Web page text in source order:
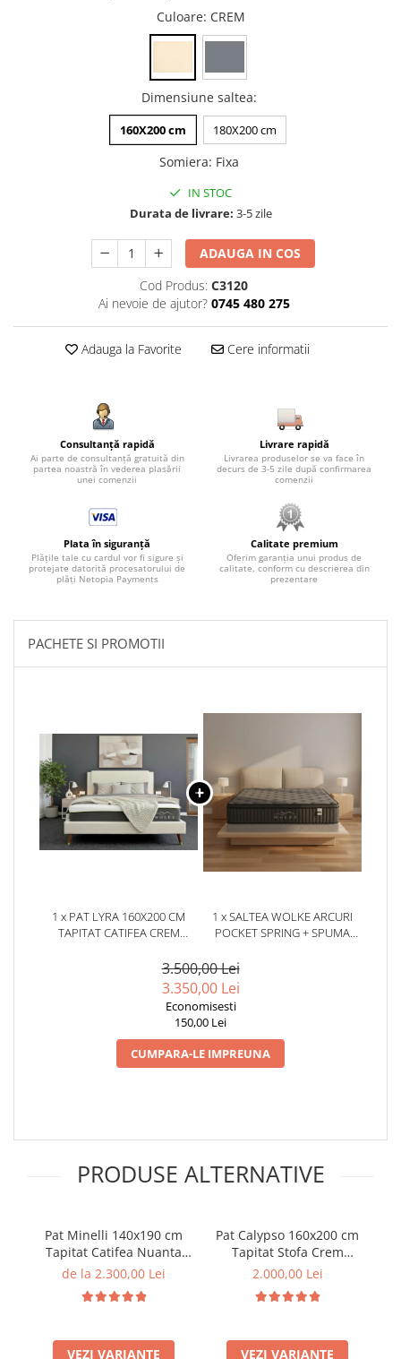
Culoare: CREM
Dimensiune saltea:
160X200 cm 180X200 cm
Somiera: Fixa
IN STOC
Durata de livrare: 3-5 zile
ADAUGA IN COS
Cod Produs: C3120
Ai nevoie de ajutor? 0745 480 275
Adauga la Favorite Cere informatii
Consultanță rapidă
Ai parte de consultanță gratuită din
partea noastră în vederea plasării
unei comenzii
Livrare rapidă
Livrarea produselor se va face în
decurs de 3-5 zile după confirmarea
comenzii
Plata în siguranță
Plățile tale cu cardul vor fi sigure și
protejate datorită procesatorului de
plăți Netopia Payments
Calitate premium
Oferim garanția unui produs de
calitate, conform cu descrierea din
prezentare
PACHETE SI PROMOTII
1 x PAT LYRA 160X200 CM
TAPITAT CATIFEA CREM
1 x SALTEA WOLKE ARCURI
POCKET SPRING + SPUMA
3.500,00 Lei
3.350,00 Lei
Economisesti
150,00 Lei
CUMPARA-LE IMPREUNA
PRODUSE ALTERNATIVE
Pat Minelli 140x190 cm
Tapitat Catifea Nuanta
Crem Somiera Inclusa
de la 2.300,00 Lei
VEZI VARIANTE
Pat Calypso 160x200 cm
Tapitat Stofa Crem
Somiera Inclusa (cod ML
2.000,00 Lei
VEZI VARIANTE